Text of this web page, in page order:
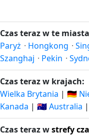
68 dni
temu
69 dni
temu
70 dni
temu
Czas teraz w te
Paryż · Hongkong ·
Szanghaj · Pekin ·
Czas teraz w krajach:
Wielka Brytania | 🇩🇪
Kanada | 🇦🇺 Australia |
Czas teraz wstrefy